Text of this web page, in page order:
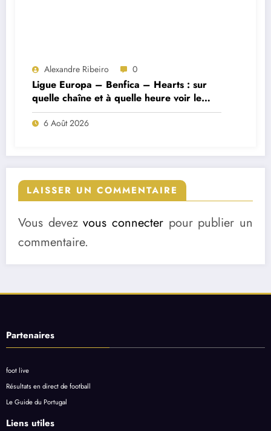
Alexandre Ribeiro 0
Ligue Europa – Benfica – Hearts : sur
quelle chaîne et à quelle heure voir le
match ?
6 Août 2026
LAISSER UN COMMENTAIRE
Vous devezvous connecter pour publier un
commentaire.
Partenaires
foot live
Résultats en direct de football
Le Guide du Portugal
Liens utiles